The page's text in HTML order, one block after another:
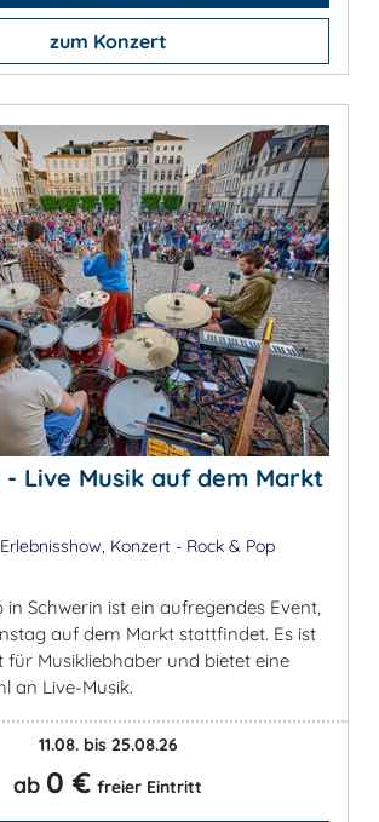
zum Konzert
- Live Musik auf dem Markt
Konzert - Rock & Pop
in Schwerin ist ein aufregendes Event,
auf dem Markt stattfindet. Es ist
für Musikliebhaber und bietet eine
an Live-Musik.
11.08. bis 25.08.26
ab 0 € freier Eintritt